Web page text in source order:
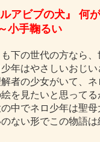
アビブの犬』 何
小手鞠るい
下の世代の方なら
年はやさしいおじ
者の少女がいて、
を見たいと思って
中でネロ少年は聖
ない形でこの物語